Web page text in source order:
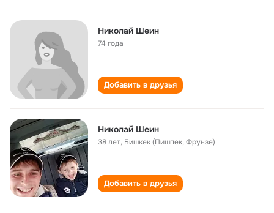
Николай Шеин
74 года
Добавить в друзья
Николай Шеин
38 лет, Бишкек (Пишпек, Фрунзе)
Добавить в друзья